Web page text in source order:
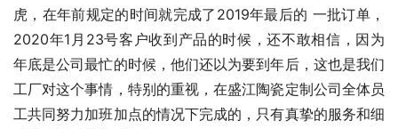
虎，在年前规定的时间就完成了2019年最后的 一批订单，
2020年1月23号客户收到产品的时候，还不敢相信，因为
年底是公司最忙的时候，他们还以为要到年后，这也是我们
工厂对这个事情，特别的重视，在盛江陶瓷定制公司全体员
工共同努力加班加点的情况下完成的，只有真挚的服务和细